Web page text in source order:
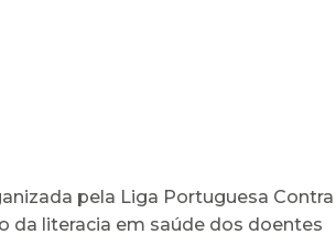
pela Liga Portuguesa Contra
da literacia em saúde dos doentes